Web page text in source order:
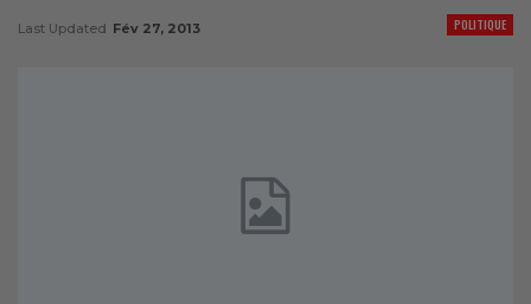
POLITIQUE
Last Updated Fév 27, 2013